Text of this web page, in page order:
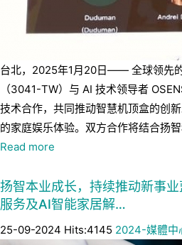
台北，2025年1月20日—— 全球领先
（3041-TW）与 AI 技术领导者
技术合作，共同推动智慧机顶盒的创
的家庭娱乐体验。双方合作将结合扬
Read more
扬智本业成长，持续推动新事
服务及AI智能家居解…
25-09-2024 Hits:4145 2024-媒體中